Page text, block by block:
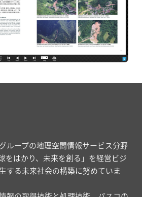
ループの地理空間情報サービス分野
をはかり、未来を創る」を経営ビジ
する未来社会の構築に努めていま